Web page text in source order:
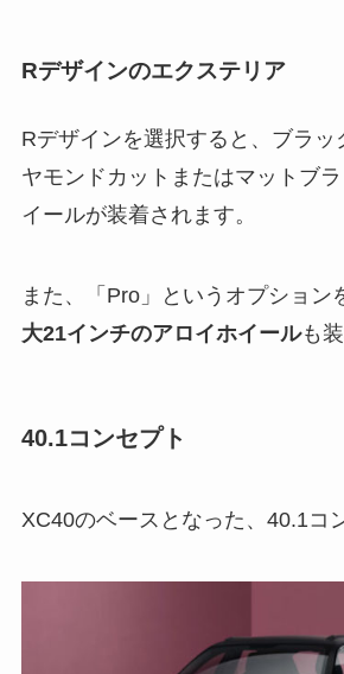
Rデザインのエクステリア
Rデザインを選択すると、ブラッ
ヤモンドカットまたはマットブ
イールが装着されます。
また、「Pro」というオプション
大21インチのアロイホイールも
40.1コンセプト
XC40のベースとなった、40.1コ